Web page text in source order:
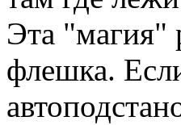
Эта "магия"
флешка.